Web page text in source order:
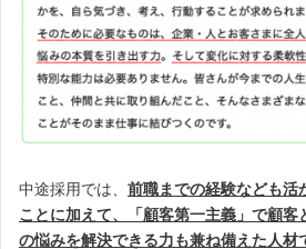
中途採用では、 前職までの経験なども活
ことに加えて、「顧客第一主義」で顧客
の悩みを解決できる力も兼ね備えた人材